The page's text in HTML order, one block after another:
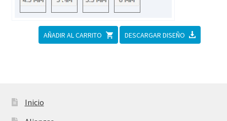
AÑADIR AL CARRITO DESCARGAR DISEÑO
Inicio